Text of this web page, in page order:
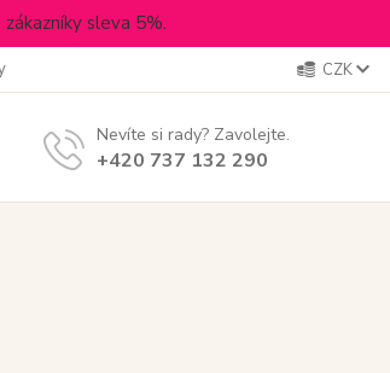
sleva 5%.
CZK
Nevíte si rady? Zavolejte.
+420 737 132 290